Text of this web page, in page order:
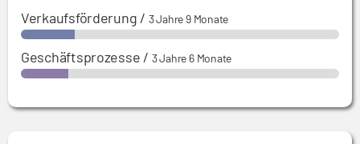
Verkaufsförderung / 3 Jahre 9 Monate
Geschäftsprozesse / 3 Jahre 6 Monate